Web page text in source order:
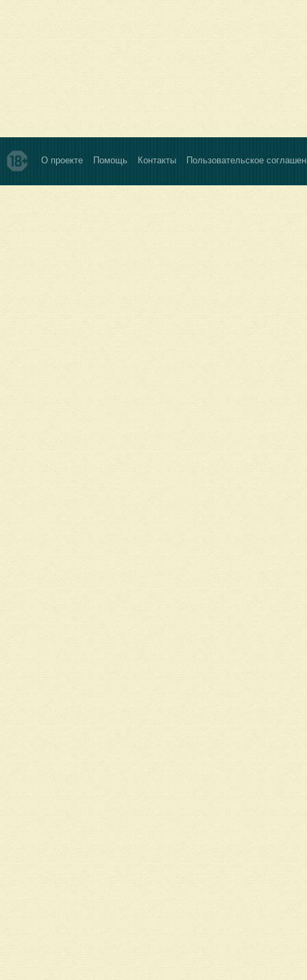
О проекте Помощь Контакты Пользовательское